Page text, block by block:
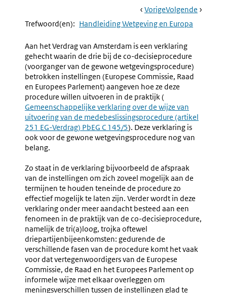
Book
Navigation
Ga
Naar
VorigePagina:
3.3.1.a
Gewone
Bijzondere
Ga
Naar
Volgende Pagina:
Trefwoord(en): Handleiding Wetgeving en Europa
Aan het Verdrag van Amsterdam is een verklaring
gehecht waarin de drie bij de co-decisieprocedure
(voorganger van de gewone wetgevingsprocedure)
betrokken instellingen (Europese Commissie, Raad
en Europees Parlement) aangeven hoe ze deze
procedure willen uitvoeren in de praktijk (
link:
Gemeenschappelijke verklaring over de wijze van
uitvoering van de medebeslissingsprocedure (artikel
251 EG-Verdrag) PbEG C 145/5). Deze verklaring is
ook voor de gewone wetgevingsprocedure nog van
belang.
Zo staat in de verklaring bijvoorbeeld de afspraak
van de instellingen om zich zoveel mogelijk aan de
termijnen te houden teneinde de procedure zo
effectief mogelijk te laten zijn. Verder wordt in deze
verklaring onder meer aandacht besteed aan een
fenomeen in de praktijk van de co-decisieprocedure,
namelijk de tri(a)loog, trojka oftewel
driepartijenbijeenkomsten: gedurende de
verschillende fasen van de procedure komt het vaak
voor dat vertegenwoordigers van de Europese
Commissie, de Raad en het Europees Parlement op
informele wijze met elkaar overleggen om
meningsverschillen tussen de instellingen glad te